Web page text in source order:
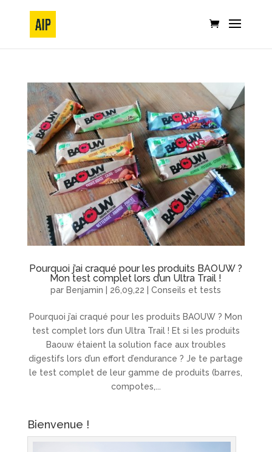
Pourquoi j’ai craqué pour les produits BAOUW ?
Mon test complet lors d’un Ultra Trail !
par Benjamin 26,09,22 |Conseils et tests
Pourquoi j’ai craqué pour les produits BAOUW ? Mon
test complet lors d’un Ultra Trail ! Et si les produits
Baouw étaient la solution face aux troubles
digestifs lors d’un effort d’endurance ? Je te partage
le test complet de leur gamme de produits (barres,
compotes,...
Bienvenue !